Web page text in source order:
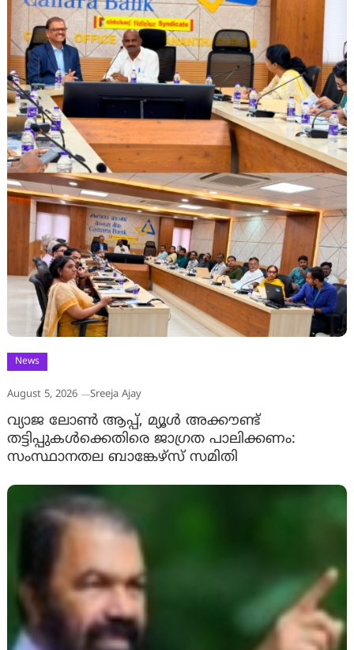
News
August 5, 2026 Sreeja Ajay
വ്യാജ ലോൺ ആപ്പ്, മ്യൂൾ അക്കൗണ്ട്
തട്ടിപ്പുകൾക്കെതിരെ ജാ​ഗ്രത പാലിക്കണം:
സംസ്ഥാനതല ബാങ്കേഴ്സ് സമിതി